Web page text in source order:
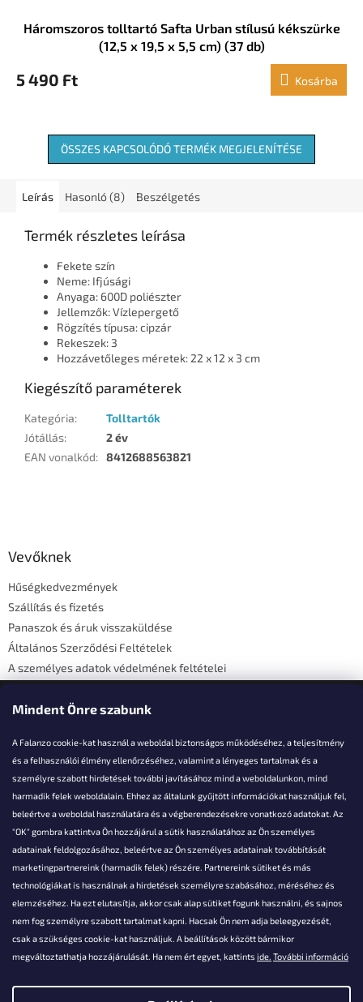
Mindent Önre szabunk
A Falanzo cookie-kat használ a weboldal biztonságos működéséhez, a teljesítmény
és a felhasználói élmény ellenőrzéséhez, valamint a lényeges tartalmak és a
személyre szabott hirdetések további javításához mind a weboldalunkon, mind
harmadik felek weboldalain. Ehhez az általunk gyűjtött információkat használjuk fel,
beleértve a weboldal használatára és a végberendezésekre vonatkozó adatokat. Az
"OK" gombra kattintva Ön hozzájárul a sütik használatához az Ön személyes
adatainak feldolgozásához, beleértve az Ön személyes adatainak továbbítását
marketingpartnereink (harmadik felek) részére. Partnereink sütiket és más
technológiákat is használnak a hirdetések személyre szabásához, méréséhez és
elemzéséhez. Ha ezt elutasítja, akkor csak alap sütiket fogunk használni, és sajnos
nem fog személyre szabott tartalmat kapni. Hacsak Ön nem adja beleegyezését,
csak a szükséges cookie-kat használjuk. A beállítások között bármikor
megváltoztathatja hozzájárulását. Ha nem ért egyet, kattints ide. További információ
Háromszoros tolltartó Safta Urban stílusú kékszürke
(12,5 x 19,5 x 5,5 cm) (37 db)
5 490 Ft Kosárba
ÖSSZES KAPCSOLÓDÓ TERMÉK MEGJELENÍTÉSE
Leírás Hasonló (8) Beszélgetés
Termék részletes leírása
Fekete szín
Neme: Ifjúsági
Anyaga: 600D poliészter
Jellemzők: Vízlepergető
Rögzítés típusa: cipzár
Rekeszek: 3
Hozzávetőleges méretek: 22 x 12 x 3 cm
Kiegészítő paraméterek
Kategória:
Tolltartók
Jótállás:
2 év
EAN vonalkód: 8412688563821
Vevőknek
Hűségkedvezmények
Szállítás és fizetés
Panaszok és áruk visszaküldése
Általános Szerződési Feltételek
A személyes adatok védelmének feltételei
Elérhetőségi adatok
Akarsz kérdezni valamit?
info@falanzo.hu